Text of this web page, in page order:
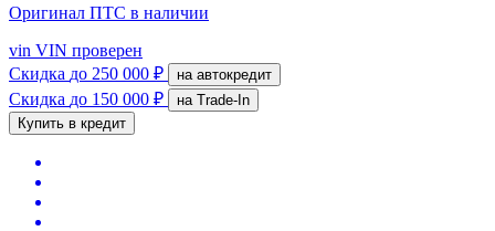
Оригинал ПТС в наличии
vin VIN проверен
Скидка до 250 000 ₽ на автокредит
Скидка до 150 000 ₽
на Trade-In
Купить в кредит